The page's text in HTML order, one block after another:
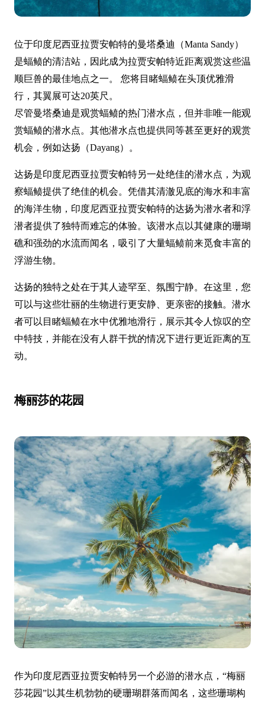
位于印度尼西亚拉贾安帕特的曼塔桑迪（Manta Sandy）
是蝠鲼的清洁站，因此成为拉贾安帕特近距离观赏这些温
顺巨兽的最佳地点之一。 您将目睹蝠鲼在头顶优雅滑
行，其翼展可达20英尺。
尽管曼塔桑迪是观赏蝠鲼的热门潜水点，但并非唯一能观
赏蝠鲼的潜水点。其他潜水点也提供同等甚至更好的观赏
机会，例如达扬（Dayang）。
达扬是印度尼西亚拉贾安帕特另一处绝佳的潜水点，为观
察蝠鲼提供了绝佳的机会。凭借其清澈见底的海水和丰富
的海洋生物，印度尼西亚拉贾安帕特的达扬为潜水者和浮
潜者提供了独特而难忘的体验。该潜水点以其健康的珊瑚
礁和强劲的水流而闻名，吸引了大量蝠鲼前来觅食丰富的
浮游生物。
达扬的独特之处在于其人迹罕至、氛围宁静。在这里，您
可以与这些壮丽的生物进行更安静、更亲密的接触。潜水
者可以目睹蝠鲼在水中优雅地滑行，展示其令人惊叹的空
中特技，并能在没有人群干扰的情况下进行更近距离的互
动。
梅丽莎的花园
作为印度尼西亚拉贾安帕特另一个必游的潜水点，“梅丽
莎花园”以其生机勃勃的硬珊瑚群落而闻名，这些珊瑚构